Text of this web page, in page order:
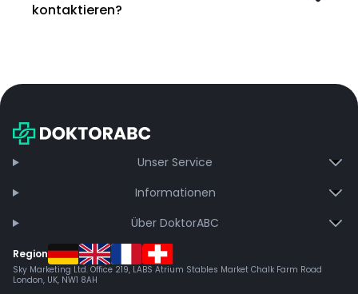
kontaktieren?
Unser Service
Informationen
Über DoktorABC
Region
Sky Marketing Ltd. Office 219, LABS Atrium Stables Market Chalk Farm Road
London, UK, NW1 8AH